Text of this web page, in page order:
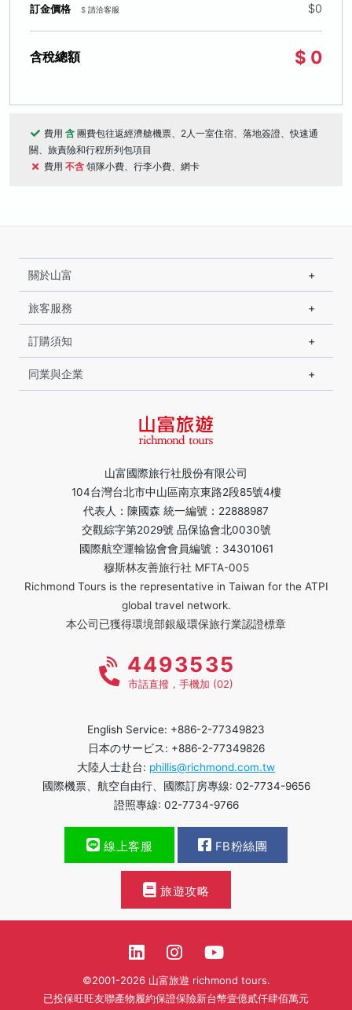
訂金價格 $ 請洽客服 $0
含稅總額 $ 0
費用 含 團費包往返經濟艙機票、2人一室住宿、落地簽證、快速通
關、旅責險和行程所列包項目
費用 不含 領隊小費、行李小費、網卡
山富國際旅行社股份有限公司
104台灣台北市中山區南京東路2段85號4樓
代表人：陳國森 統一編號：22888987
交觀綜字第2029號 品保協會北0030號
國際航空運輸協會會員編號：34301061
穆斯林友善旅行社 MFTA-005
Richmond Tours is the representative in Taiwan for the ATPI
global travel network.
本公司已獲得環境部銀級環保旅行業認證標章
關於山富
旅客服務
訂購須知
同業與企業
4493535
市話直撥，手機加 (02)
English Service: +886-2-77349823
日本のサービス: +886-2-77349826
大陸人士赴台: phillis@richmond.com.tw
國際機票、航空自由行、國際訂房專線: 02-7734-9656
證照專線: 02-7734-9766
線上客服 FB粉絲團
旅遊攻略
©2001-2026 山富旅遊 richmond tours.
已投保旺旺友聯產物履約保證保險新台幣壹億貳仟肆佰萬元